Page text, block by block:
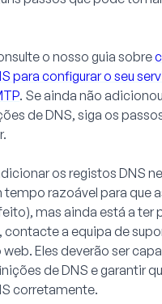
o nosso guia sobre
para configurar o seu
. Se ainda não
de DNS, siga os
os registos DNS
tempo razoável para que
mas ainda está a ter
contacte a equipa de
Eles deverão ser
de DNS e garantir
corretamente.